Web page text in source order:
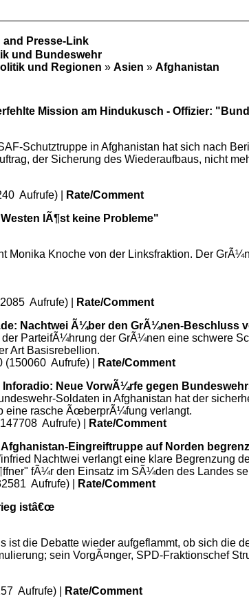
Presse-Link
und Bundeswehr
und Regionen » Asien » Afghanistan
Mission am Hindukusch - Offizier:
Schutztruppe in Afghanistan hat sich nach
der Sicherung des Wiederaufbaus, nicht
Aufrufe) |
Rate/Comment
lÃ¶st keine Probleme"
Monika Knoche von der Linksfraktion. Der
Aufrufe) |
Rate/Comment
Nachtwei Ã¼ber den GrÃ¼nen-Beschluss
ParteifÃ¼hrung der GrÃ¼nen eine schwere
Art Basisrebellion.
(150060 Aufrufe) |
Rate/Comment
Inforadio: Neue VorwÃ¼rfe gegen
Soldaten in Afghanistan hat der
eine rasche ÃœberprÃ¼fung verlangt.
Aufrufe) |
Rate/Comment
Eingreiftruppe auf Norden
Nachtwei verlangt eine klare Begrenzung
fÃ¼r den Einsatz im SÃ¼den des Landes
Aufrufe) |
Rate/Comment
istâ€œ
ist die Debatte wieder aufgeflammt, ob sich die
sein VorgÃ¤nger, SPD-Fraktionschef
Aufrufe) |
Rate/Comment